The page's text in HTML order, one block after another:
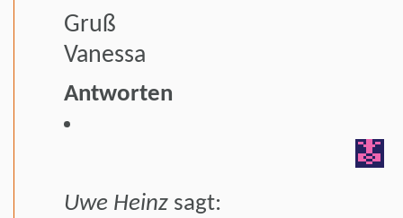
Gruß
Vanessa
Antworten
Uwe Heinz sagt: